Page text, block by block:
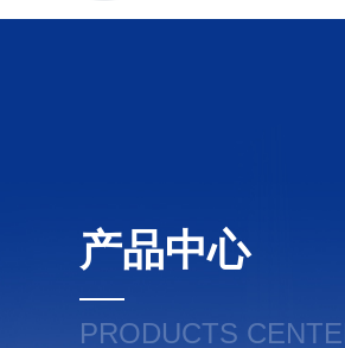
产品中心
PRODUCTS